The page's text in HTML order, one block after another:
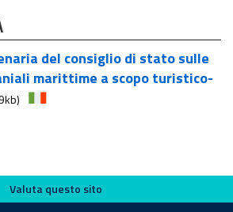
del consiglio di stato sulle
marittime a scopo turistico-
sito
Valuta questo sito